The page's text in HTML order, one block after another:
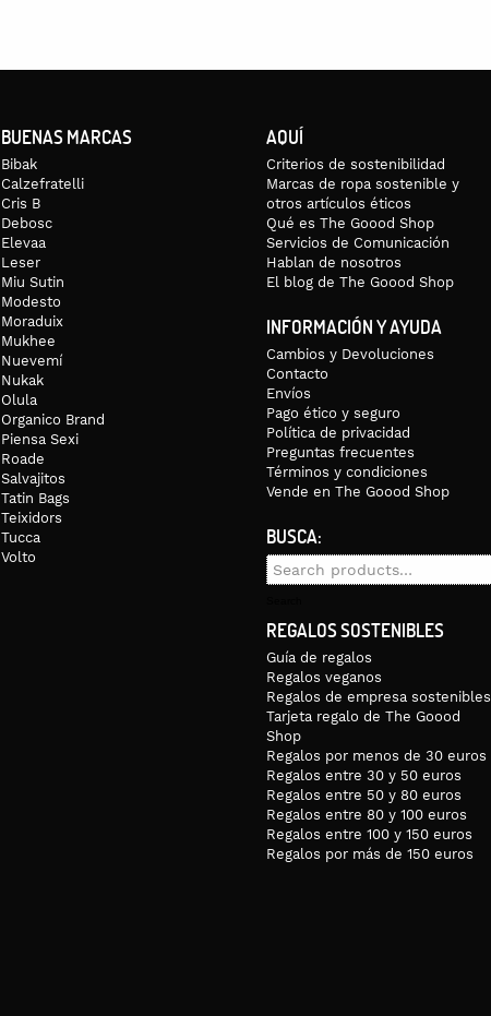
BUENAS MARCAS
Bibak
Calzefratelli
Cris B
Debosc
Elevaa
Leser
Miu Sutin
Modesto
Moraduix
Mukhee
Nuevemí
Nukak
Olula
Organico Brand
Piensa Sexi
Roade
Salvajitos
Tatin Bags
Teixidors
Tucca
Volto
AQUÍ
Criterios de sostenibilidad
Marcas de ropa sostenible y
otros artículos éticos
Qué es The Goood Shop
Servicios de Comunicación
Hablan de nosotros
El blog de The Goood Shop
INFORMACIÓN Y AYUDA
Cambios y Devoluciones
Contacto
Envíos
Pago ético y seguro
Política de privacidad
Preguntas frecuentes
Términos y condiciones
Vende en The Goood Shop
BUSCA:
Search
REGALOS SOSTENIBLES
Guía de regalos
Regalos veganos
Regalos de empresa sostenibles
Tarjeta regalo de The Goood
Shop
Regalos por menos de 30 euros
Regalos entre 30 y 50 euros
Regalos entre 50 y 80 euros
Regalos entre 80 y 100 euros
Regalos entre 100 y 150 euros
Regalos por más de 150 euros